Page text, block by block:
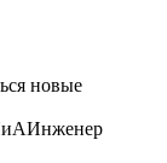
новые
Инженер